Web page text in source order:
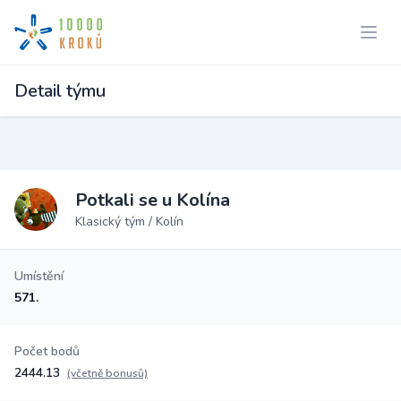
Detail týmu
Potkali se u Kolína
Klasický tým / Kolín
Umístění
571.
Počet bodů
2444.13 (včetně bonusů)